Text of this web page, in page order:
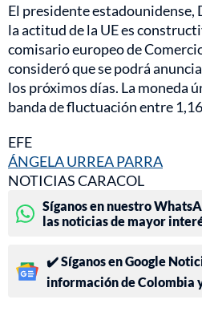
El presidente estadounidense,
la actitud de la UE es
comisario europeo de
consideró que se podrá
los próximos días. La moneda
banda de fluctuación entre
EFE
ÁNGELA URREA PARRA
NOTICIAS CARACOL
Síganos en nuestro
las noticias de mayor
✔️ Síganos en Google
información de Colombia